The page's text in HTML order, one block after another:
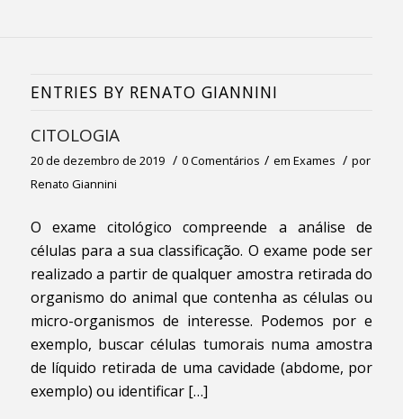
ENTRIES BY RENATO GIANNINI
CITOLOGIA
20 de dezembro de 2019 / 0 Comentários / em Exames / por
Renato Giannini
O exame citológico compreende a análise de
células para a sua classificação. O exame pode ser
realizado a partir de qualquer amostra retirada do
organismo do animal que contenha as células ou
micro-organismos de interesse. Podemos por e
exemplo, buscar células tumorais numa amostra
de líquido retirada de uma cavidade (abdome, por
exemplo) ou identificar […]